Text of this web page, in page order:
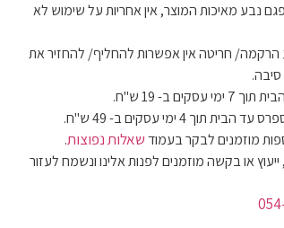
נבע מאיכות המוצר, אין אחריות על שימוש לא
הרקמה/ חריטה אין אפשרות להחליף/ להחזיר את
עסקים ב- 19 ש"ח.
תוך 4 ימי עסקים ב- 49 ש"ח.
מוזמנים לבקר בעמודשאלות נפוצות.
או בקשה מוזמנים לפנות אלינו ונשמח לעזור